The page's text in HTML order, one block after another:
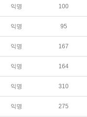
익명 100
익명 95
익명 167
익명 164
익명 310
익명 275